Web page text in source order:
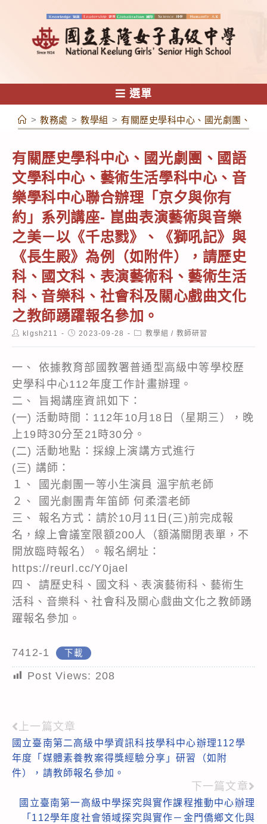
容
選單
> 教務處 > 教學組 > 有關歷史學科中心、國光劇團、國
有關歷史學科中心、國光劇團、國語
文學科中心、藝術生活學科中心、音
樂學科中心聯合辦理「京夕與你有
約」系列講座- 崑曲表演藝術與音樂
之美－以《千忠戮》、《獅吼記》與
《長生殿》為例（如附件），請歷史
科、國文科、表演藝術科、藝術生活
科、音樂科、社會科及關心戲曲文化
之教師踴躍報名參加。
Postklgsh211
Post2023-09-28
Post教學組 / 教師研習
一、 依據教育部國教署普通型高級中等學校歷
史學科中心112年度工作計畫辦理。
二、 旨揭講座資訊如下：
(一) 活動時間：112年10月18日（星期三），晚
上19時30分至21時30分。
(二) 活動地點：採線上演講方式進行
(三) 講師：
１、 國光劇團一等小生演員 溫宇航老師
２、 國光劇團青年笛師 何柔澐老師
三、 報名方式：請於10月11日(三)前完成報
名，線上會議室限額200人（額滿關閉表單，不
開放臨時報名）。報名網址：
https://reurl.cc/Y0jael
四、 請歷史科、國文科、表演藝術科、藝術生
活科、音樂科、社會科及關心戲曲文化之教師踴
躍報名參加。
7412-1 下載
Post Views: 208
Read
more
articles
上一篇文章
國立臺南第二高級中學資訊科技學科中心辦理112學
年度「媒體素養教案得獎經驗分享」研習（如附
件），請教師報名參加。
下一篇文章
國立臺南第一高級中學探究與實作課程推動中心辦理
「112學年度社會領域探究與實作－金門僑鄉文化與